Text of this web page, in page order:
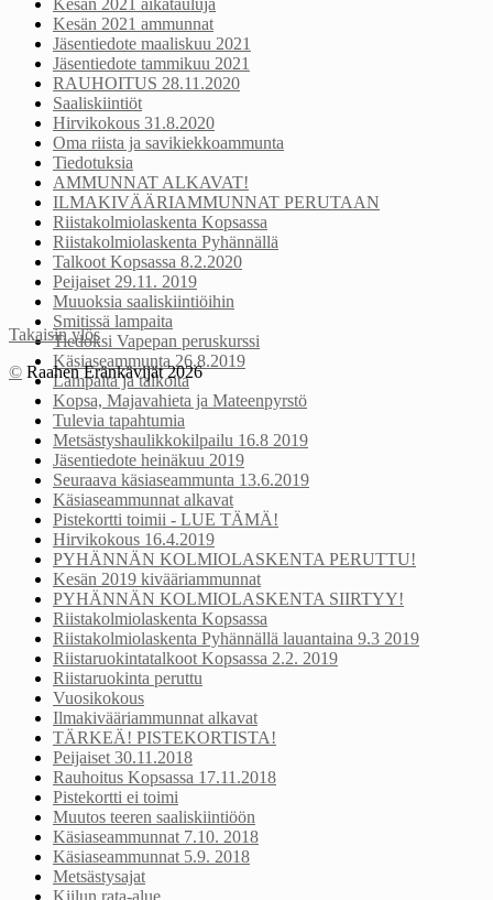
Kesän 2021 ammunnat
Jäsentiedote maaliskuu 2021
Jäsentiedote tammikuu 2021
RAUHOITUS 28.11.2020
Saaliskiintiöt
Hirvikokous 31.8.2020
Oma riista ja savikiekkoammunta
Tiedotuksia
AMMUNNAT ALKAVAT!
ILMAKIVÄÄRIAMMUNNAT PERUTAAN
Riistakolmiolaskenta Kopsassa
Riistakolmiolaskenta Pyhännällä
Talkoot Kopsassa 8.2.2020
Peijaiset 29.11. 2019
Muuoksia saaliskiintiöihin
Smitissä lampaita
Tiedoksi Vapepan peruskurssi
Käsiaseammunta 26.8.2019
Lampaita ja talkoita
Kopsa, Majavahieta ja Mateenpyrstö
Tulevia tapahtumia
Metsästyshaulikkokilpailu 16.8 2019
Jäsentiedote heinäkuu 2019
Seuraava käsiaseammunta 13.6.2019
Käsiaseammunnat alkavat
Pistekortti toimii - LUE TÄMÄ!
Hirvikokous 16.4.2019
PYHÄNNÄN KOLMIOLASKENTA PERUTTU!
Kesän 2019 kivääriammunnat
PYHÄNNÄN KOLMIOLASKENTA SIIRTYY!
Riistakolmiolaskenta Kopsassa
Riistakolmiolaskenta Pyhännällä lauantaina 9.3 2019
Riistaruokintatalkoot Kopsassa 2.2. 2019
Riistaruokinta peruttu
Vuosikokous
Ilmakivääriammunnat alkavat
TÄRKEÄ! PISTEKORTISTA!
Peijaiset 30.11.2018
Rauhoitus Kopsassa 17.11.2018
Pistekortti ei toimi
Muutos teeren saaliskiintiöön
Käsiaseammunnat 7.10. 2018
Käsiaseammunnat 5.9. 2018
Metsästysajat
Kiilun rata-alue
Takaisin ylös
© Raahen Eränkävijät 2026